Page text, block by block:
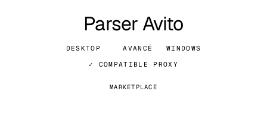
Parser Avito
DESKTOP AVANCÉ
WINDOWS
✓ COMPATIBLE PROXY
MARKETPLACE